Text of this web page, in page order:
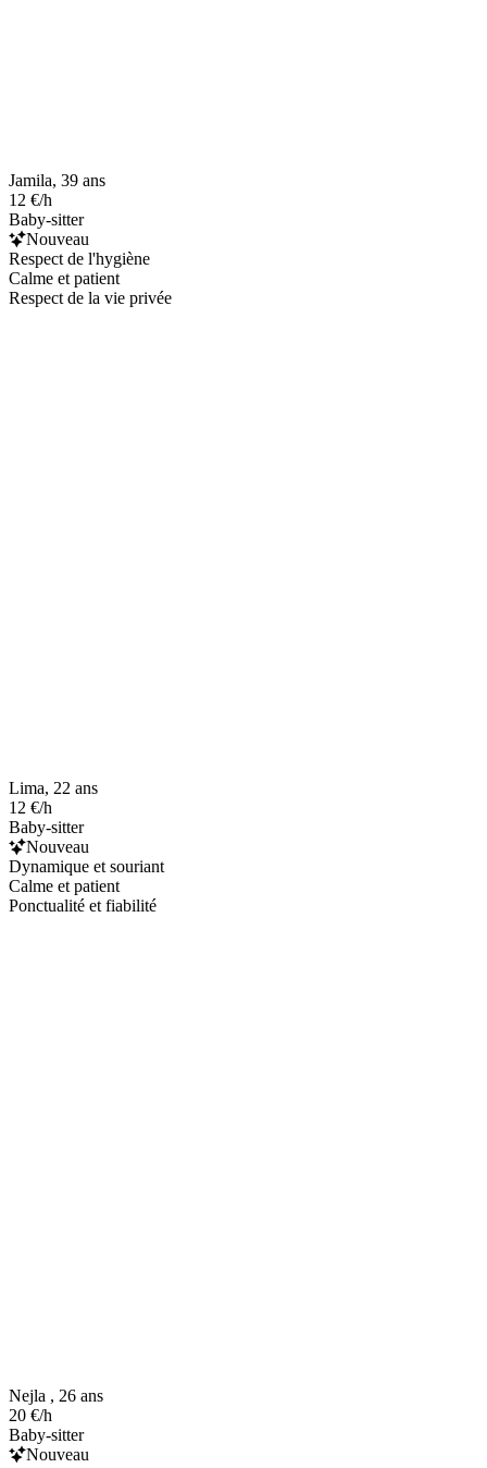
Jamila, 39 ans
12 €/h
Baby-sitter
Nouveau
Respect de l'hygiène
Calme et patient
Respect de la vie privée
Lima, 22 ans
12 €/h
Baby-sitter
Nouveau
Dynamique et souriant
Calme et patient
Ponctualité et fiabilité
Nejla , 26 ans
20 €/h
Baby-sitter
Nouveau